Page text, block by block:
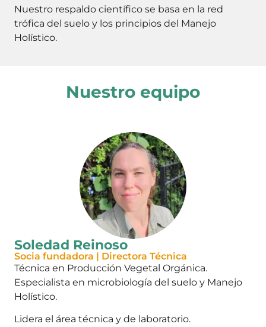
Nuestro respaldo científico se basa en la red
trófica del suelo y los principios del Manejo
Holístico.
Nuestro equipo
Soledad Reinoso
Socia fundadora | Directora Técnica
Técnica en Producción Vegetal Orgánica.
Especialista en microbiología del suelo y Manejo
Holístico.
Lidera el área técnica y de laboratorio.